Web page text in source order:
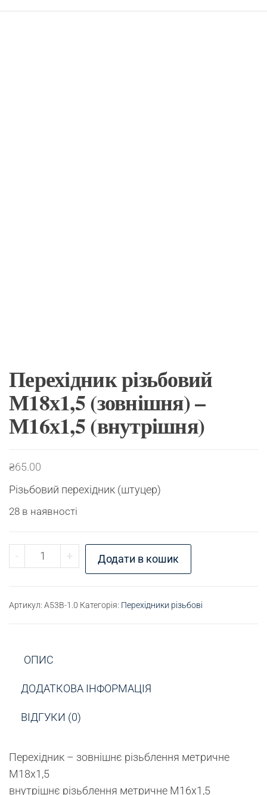
Перехідник різьбовий
М18х1,5 (зовнішня) –
М16х1,5 (внутрішня)
₴65.00
Різьбовий перехідник (штуцер)
28 в наявності
- Перехідник різьбовий М18х1,5 (зовнішня) -
+ Додати в кошик
Артикул: A53B-1.0 Категорія: Перехідники різьбові
ОПИС
ДОДАТКОВА ІНФОРМАЦІЯ
ВІДГУКИ (0)
Перехідник – зовнішнє різьблення метричне
М18х1,5
внутрішнє різьблення метричне М16х1,5